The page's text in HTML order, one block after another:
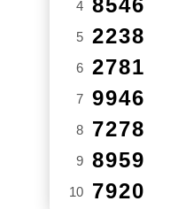
4 8546
5 2238
6 2781
7 9946
8 7278
9 8959
10 7920